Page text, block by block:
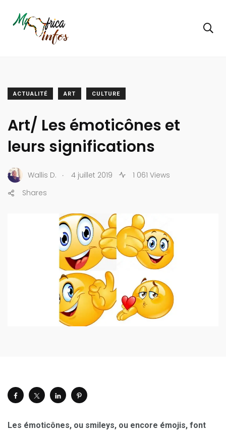
ACTUALITÉ ART CULTURE
Art/ Les émoticônes et
leurs significations
Wallis D. . 4 juillet 2019
1 061 Views
Shares
Les émoticônes, ou smileys, ou encore émojis, font